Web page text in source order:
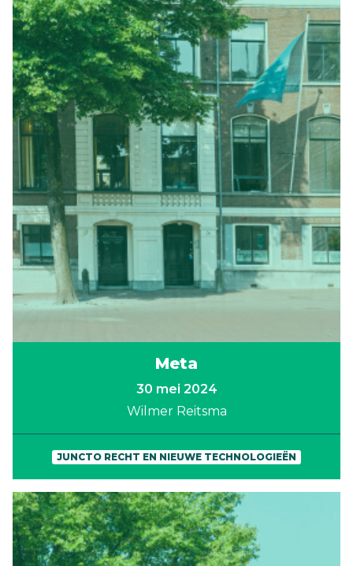
Meta
30 mei 2024
Wilmer Reitsma
JUNCTO RECHT EN NIEUWE TECHNOLOGIEËN